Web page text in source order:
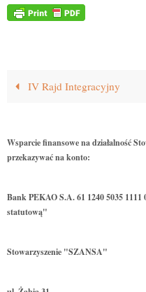
IV Rajd Integracyjny
Wsparcie finansowe na działalność
przekazywać na konto:
Bank PEKAO S.A. 61 1240 5035 1111
statutową"
Stowarzyszenie "SZANSA"